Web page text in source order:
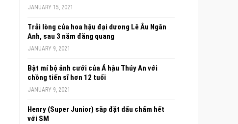
JANUARY 15, 2021
Trải lòng của hoa hậu đại dương Lê Âu Ngân
Anh, sau 3 năm đăng quang
JANUARY 9, 2021
Bật mí bộ ảnh cưới của Á hậu Thúy An với
chồng tiến sĩ hơn 12 tuổi
JANUARY 9, 2021
Henry (Super Junior) sắp đặt dấu chấm hết
với SM